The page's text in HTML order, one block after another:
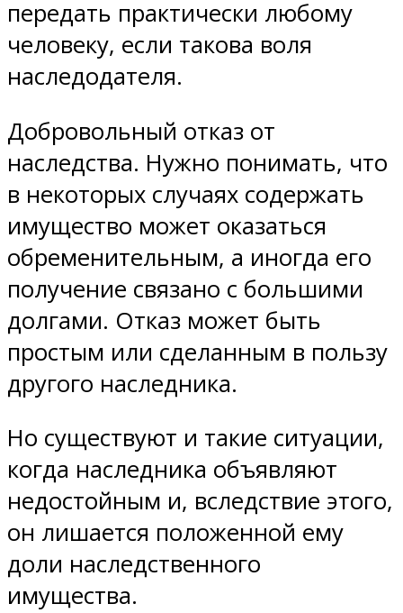
передать практически любому
человеку, если такова воля
наследодателя.
Добровольный отказ от
наследства. Нужно понимать, что
в некоторых случаях содержать
имущество может оказаться
обременительным, а иногда его
получение связано с большими
долгами. Отказ может быть
простым или сделанным в пользу
другого наследника.
Но существуют и такие ситуации,
когда наследника объявляют
недостойным и, вследствие этого,
он лишается положенной ему
доли наследственного
имущества.